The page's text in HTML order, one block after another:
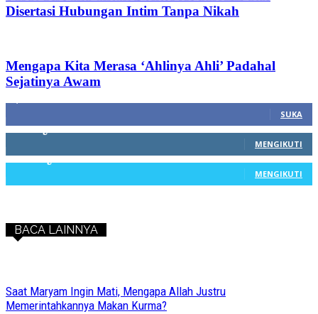
Disertasi Hubungan Intim Tanpa Nikah
Mengapa Kita Merasa ‘Ahlinya Ahli’ Padahal
Sejatinya Awam
SUKA
MENGIKUTI
MENGIKUTI
BACA LAINNYA
Saat Maryam Ingin Mati, Mengapa Allah Justru
Memerintahkannya Makan Kurma?